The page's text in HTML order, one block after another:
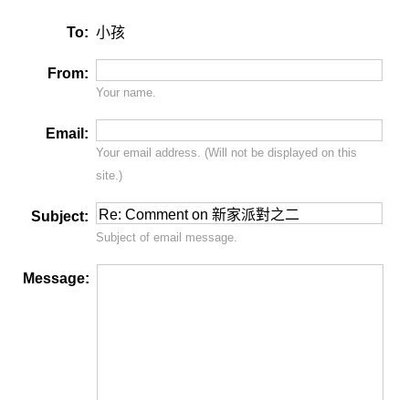
To: 小孩
From:
Your name.
Email:
Your email address. (Will notbe displayed on this
site.)
Subject:
Subject of email message.
Message: